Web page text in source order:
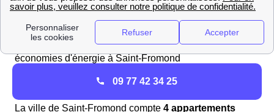
Vous aurez donc l'occasion de trouver de nombreux
conseils vous permettant de réaliser de belles
économies d'énergie à Saint-Fromond
La ville de Saint-Fromond compte 4 appartements
09 77 42 34 25